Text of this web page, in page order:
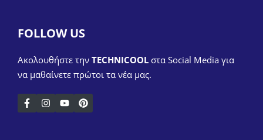
FOLLOW US
Ακολουθήστε την TECHNICOOL στα Social Media για
να μαθαίνετε πρώτοι τα νέα μας.